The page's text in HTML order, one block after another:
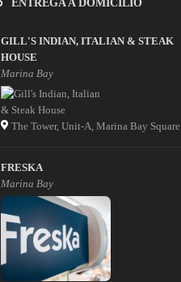
ENTREGA A DOMICILIO
GILL'S INDIAN, ITALIAN & STEAK
HOUSE
Marina Bay
The Tower, Unit-A, Marina Bay Square
FRESKA
Marina Bay